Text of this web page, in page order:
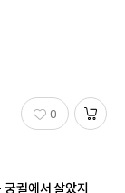
0
궐에서 살았지